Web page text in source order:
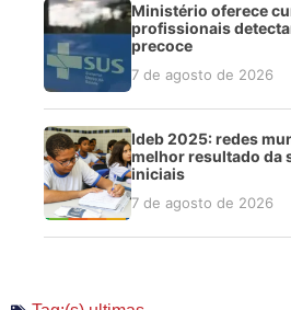
Ministério oferece
profissionais
precoce
7 de agosto de 2026
Ideb 2025: redes
melhor resultado da
iniciais
7 de agosto de 2026